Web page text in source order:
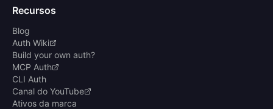
Recursos
Blog
Auth Wiki
Build your own auth?
MCP Auth
CLI Auth
Canal do YouTube
Ativos da marca